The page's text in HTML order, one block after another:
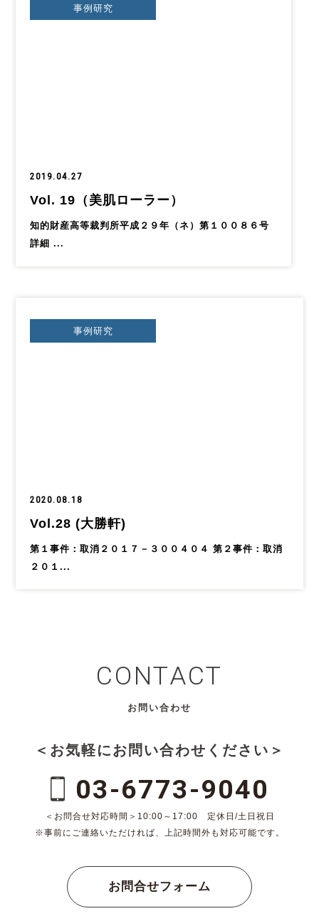
事例研究
2019.04.27
Vol. 19（美肌ローラー）
知的財産高等裁判所平成２９年（ネ）第１００８６号
詳細 ...
事例研究
2020.08.18
Vol.28 (大勝軒)
第１事件：取消２０１７－３００４０４ 第２事件：取消
２０１...
CONTACT
お問い合わせ
＜お気軽にお問い合わせください＞
03-6773-9040
＜お問合せ対応時間＞10:00～17:00 定休日/土日祝日
※事前にご連絡いただければ、上記時間外も対応可能です。
お問合せフォーム